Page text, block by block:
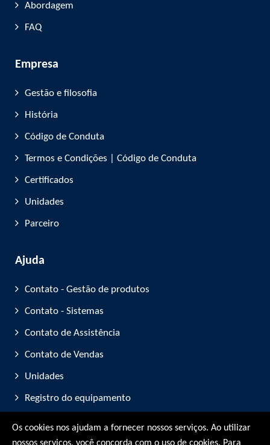
Abordagem
FAQ
Empresa
Gestão e filosofia
História
Código de Conduta
Termos e Condições | Código de Conduta
Certificados
Unidades
Parceiro
Ajuda
Contato - Gestão de produtos
Contato - Sistemas
Contato de Assistência
Contato de Vendas
Unidades
Registro do equipamento
Os cookies nos ajudam a fornecer nossos serviços. Ao utilizar